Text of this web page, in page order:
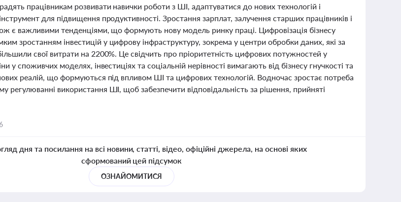
працівникам розвивати навички роботи з ШІ, адаптуватися до нових технологій і
для підвищення продуктивності. Зростання зарплат, залучення старших працівників і
є важливими тенденціями, що формують нову модель ринку праці. Цифровізація бізнесу
зростанням інвестицій у цифрову інфраструктуру, зокрема у центри обробки даних, які за
свої витрати на 2200%. Це свідчить про пріоритетність цифрових потужностей у
у споживчих моделях, інвестиціях та соціальній нерівності вимагають від бізнесу гнучкості та
реалій, що формуються під впливом ШІ та цифрових технологій. Водночас зростає потреба
регулюванні використання ШІ, щоб забезпечити відповідальність за рішення, прийняті
дня та посилання на всі новини, статті, відео, офіційні джерела, на основі яких
сформований цей підсумок
ОЗНАЙОМИТИСЯ